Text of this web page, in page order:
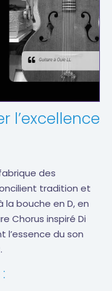
l’excellence
des
tradition et
bouche en D, en
Chorus inspiré Di
l’essence du son